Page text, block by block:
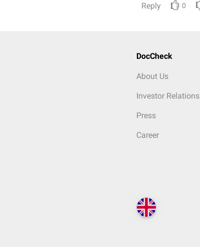
Reply 0
DocCheck
About Us
Investor Relations
Press
Career